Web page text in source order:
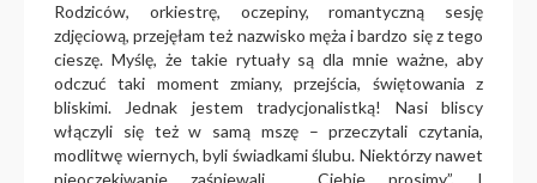
Rodziców, orkiestrę, oczepiny, romantyczną sesję
zdjęciową, przejęłam też nazwisko męża i bardzo się z tego
cieszę. Myślę, że takie rytuały są dla mnie ważne, aby
odczuć taki moment zmiany, przejścia, świętowania z
bliskimi. Jednak jestem tradycjonalistką! Nasi bliscy
włączyli się też w samą mszę – przeczytali czytania,
modlitwę wiernych, byli świadkami ślubu. Niektórzy nawet
nieoczekiwanie zaśpiewali „Ciebie prosimy”. I